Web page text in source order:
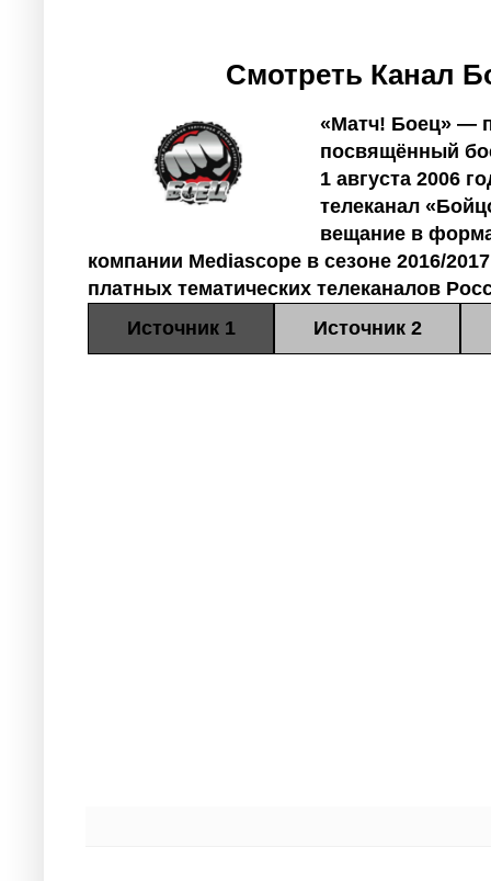
Смотреть Канал
«Матч! Боец» —
посвящённый
1 августа 2006
телеканал
вещание в
компании Mediascope в сезоне 2016/
платных тематических телеканалов
Источник 1
Источник 2